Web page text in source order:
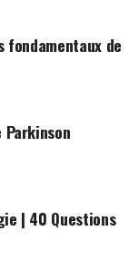
médicaments –
fondamentaux de
Parkinson
| 40 Questions